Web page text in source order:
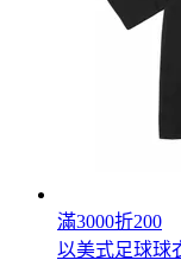
滿3000折200
以美式足球球